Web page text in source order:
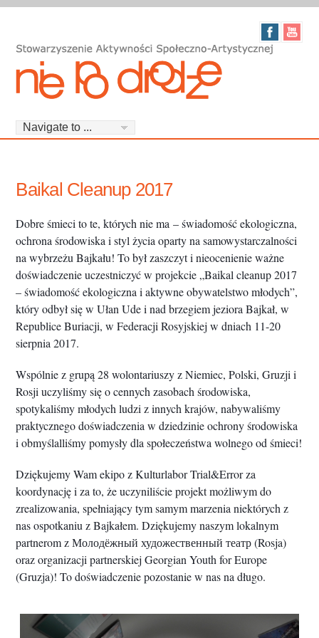
Baikal Cleanup 2017
Dobre śmieci to te, których nie ma – świadomość ekologiczna,
ochrona środowiska i styl życia oparty na samowystarczalności
na wybrzeżu Bajkału! To był zaszczyt i nieocenienie ważne
doświadczenie uczestniczyć w projekcie „Baikal cleanup 2017
– świadomość ekologiczna i aktywne obywatelstwo młodych”,
który odbył się w Ułan Ude i nad brzegiem jeziora Bajkał, w
Republice Buriacji, w Federacji Rosyjskiej w dniach 11-20
sierpnia 2017.
Wspólnie z grupą 28 wolontariuszy z Niemiec, Polski, Gruzji i
Rosji uczyliśmy się o cennych zasobach środowiska,
spotykaliśmy młodych ludzi z innych krajów, nabywaliśmy
praktycznego doświadczenia w dziedzinie ochrony środowiska
i obmyślalliśmy pomysły dla społeczeństwa wolnego od śmieci!
Dziękujemy Wam ekipo z Kulturlabor Trial&Error za
koordynację i za to, że uczyniliście projekt możliwym do
zrealizowania, spełniający tym samym marzenia niektórych z
nas ospotkaniu z Bajkałem. Dziękujemy naszym lokalnym
partnerom z Молодёжный художественный театр (Rosja)
oraz organizacji partnerskiej Georgian Youth for Europe
(Gruzja)! To doświadczenie pozostanie w nas na długo.